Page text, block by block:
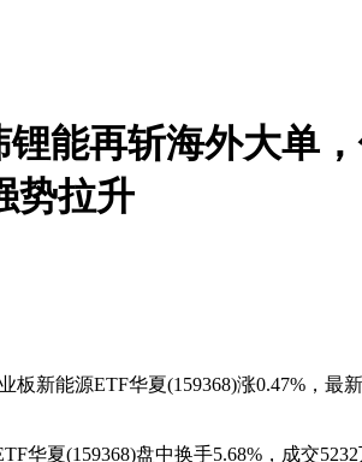
锂能再斩海外大单
势拉升
板新能源ETF华夏(159368)涨0.47%，最
华夏(159368)盘中换手5.68%，成交